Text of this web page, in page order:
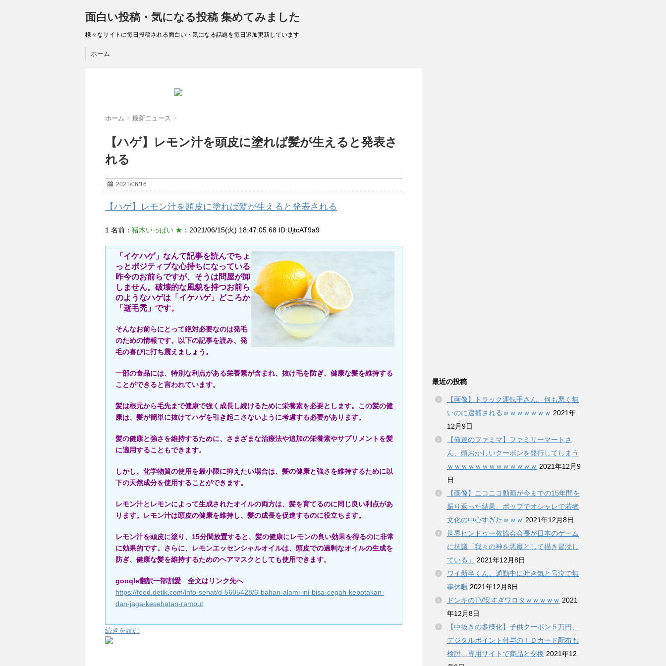
面白い投稿・気になる投稿 集めてみました
様々なサイトに毎日投稿される面白い・気になる話題を毎日追加更新しています
ホーム
ホーム > 最新ニュース >
【ハゲ】レモン汁を頭皮に塗れば髪が生えると発表さ
れる
2021/06/16
【ハゲ】レモン汁を頭皮に塗れば髪が生えると発表される
1 名前： 猪木いっぱい ★ ：2021/06/15(火) 18:47:05.68 ID:UjtcAT9a9
「イケハゲ」なんて記事を読んでちょ
っとポジティブな心持ちになっている
昨今のお前らですが、そうは問屋が卸
しません。破壊的な風貌を持つお前ら
のようなハゲは「イケハゲ」どころか
「逝毛禿」です。
そんなお前らにとって絶対必要なのは発毛
のための情報です。以下の記事を読み、発
毛の喜びに打ち震えましょう。
一部の食品には、特別な利点がある栄養素が含まれ、抜け毛を防ぎ、健康な髪を維持する
ことができると言われています。
髪は根元から毛先まで健康で強く成長し続けるために栄養素を必要とします。この髪の健
康は、髪が簡単に抜けてハゲを引き起こさないように考慮する必要があります。
髪の健康と強さを維持するために、さまざまな治療法や追加の栄養素やサプリメントを髪
に適用することもできます。
しかし、化学物質の使用を最小限に抑えたい場合は、髪の健康と強さを維持するために以
下の天然成分を使用することができます。
レモン汁とレモンによって生成されたオイルの両方は、髪を育てるのに同じ良い利点があ
ります。レモン汁は頭皮の健康を維持し、髪の成長を促進するのに役立ちます。
レモン汁を頭皮に塗り、15分間放置すると、髪の健康にレモンの良い効果を得るのに非常
に効果的です。さらに、レモンエッセンシャルオイルは、頭皮での過剰なオイルの生成を
防ぎ、健康な髪を維持するためのヘアマスクとしても使用できます。
gooqle翻訳一部割愛 全文はリンク先へ
https://food.detik.com/info-sehat/d-5605428/6-bahan-alami-ini-bisa-cegah-kebotakan-
dan-jaga-kesehatan-rambut
続きを読む
最近の投稿
【画像】トラック運転手さん、何も悪く無
いのに逮捕されるｗｗｗｗｗｗｗ 2021年
12月9日
【俺達のファミマ】ファミリーマートさ
ん、頭おかしいクーポンを発行してしまう
ｗｗｗｗｗｗｗｗｗｗｗｗｗ 2021年12月9
日
【画像】ニコニコ動画が今までの15年間を
振り返った結果、ポップでオシャレで若者
文化の中心すぎたｗｗｗ 2021年12月8日
世界ヒンドゥー教協会会長が日本のゲーム
に抗議「我々の神を悪魔として描き冒涜し
ている」
2021年12月8日
ワイ新卒くん、通勤中に吐き気と号泣で無
事休暇 2021年12月8日
ドンキのTV安すぎワロタｗｗｗｗｗ 2021
年12月8日
【中抜きの多様化】子供クーポン５万円、
デジタルポイント付与のＩＤカード配布も
検討…専用サイトで商品と交換 2021年12